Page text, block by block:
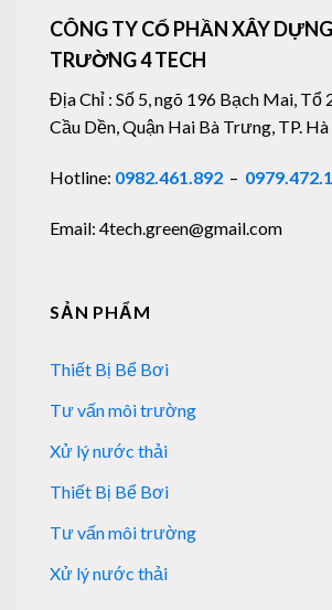
CÔNG TY CỔ PHẦN XÂY
TRƯỜNG 4 TECH
Địa Chỉ : Số 5, ngõ 196 Bạch Mai, Tổ
Cầu Dền, Quận Hai Bà Trưng, TP.
Hotline: 0982.461.892 –
Email: 4tech.green@gmail.com
SẢN PHẨM
Thiết Bị Bể Bơi
Tư vấn môi trường
Xử lý nước thải
Thiết Bị Bể Bơi
Tư vấn môi trường
Xử lý nước thải